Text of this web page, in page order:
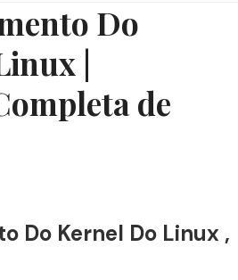
Do
|
de
Do Kernel Do Linux ,